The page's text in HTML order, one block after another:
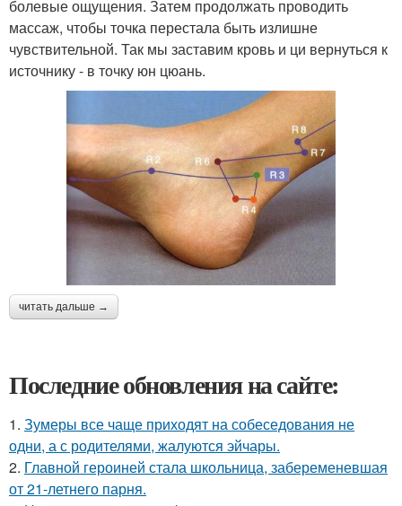
болевые ощущения. Затем продолжать проводить
массаж, чтобы точка перестала быть излишне
чувствительной. Так мы заставим кровь и ци вернуться к
источнику - в точку юн цюань.
читать дальше →
Последние обновления на сайте:
1. Зумеры все чаще приходят на собеседования не
одни, а с родителями, жалуются эйчары.
2. Главной героиней стала школьница, забеременевшая
от 21-летнего парня.